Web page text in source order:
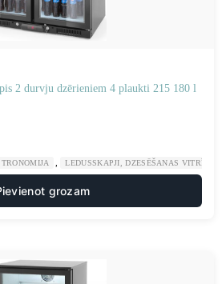
2 durvju dzērieniem 4 plaukti 215 180 l
LEDUSSKAPJI, DZESĒŠANAS VITRĪNAS
grozam